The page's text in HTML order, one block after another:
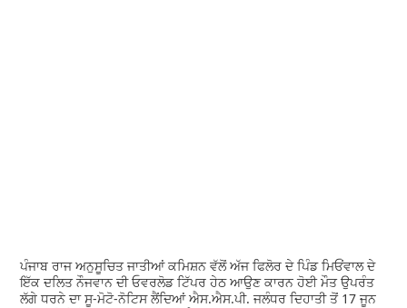
ਪੰਜਾਬ ਰਾਜ ਅਨੁਸੂਚਿਤ ਜਾਤੀਆਂ ਕਮਿਸ਼ਨ ਵੱਲੋਂ ਅੱਜ ਫਿਲੋਰ ਦੇ ਪਿੰਡ ਮਿਓਂਵਾਲ ਦੇ
ਇੱਕ ਦਲਿਤ ਨੌਜਵਾਨ ਦੀ ਓਵਰਲੋਡ ਟਿੱਪਰ ਹੇਠ ਆਉਣ ਕਾਰਨ ਹੋਈ ਮੌਤ ਉਪਰੰਤ
ਲੱਗੇ ਧਰਨੇ ਦਾ ਸੂ-ਮੋਟੋ-ਨੋਟਿਸ ਲੈਂਦਿਆਂ ਐਸ.ਐਸ.ਪੀ. ਜਲੰਧਰ ਦਿਹਾਤੀ ਤੋਂ 17 ਜੂਨ